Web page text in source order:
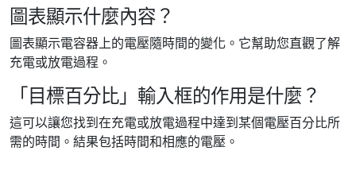
圖表顯示什麼內容？
圖表顯示電容器上的電壓隨時間的變化。它幫助您直觀了解
充電或放電過程。
「目標百分比」輸入框的作用是什麼？
這可以讓您找到在充電或放電過程中達到某個電壓百分比所
需的時間。結果包括時間和相應的電壓。